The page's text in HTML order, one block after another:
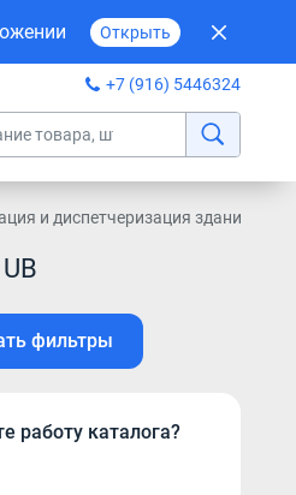
Открыть
+7 (916) 5446324
и диспетчеризация зданий
фильтры
работу каталога?